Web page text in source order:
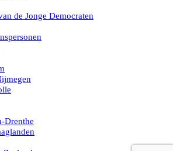
de Jonge Democraten
Drenthe